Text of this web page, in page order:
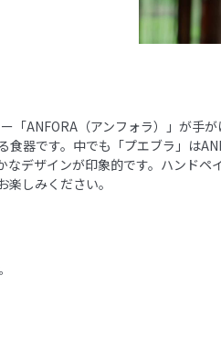
「ANFORA（アンフォラ）」が手
器です。中でも「プエブラ」は
デザインが印象的です。ハンドペ
しみください。